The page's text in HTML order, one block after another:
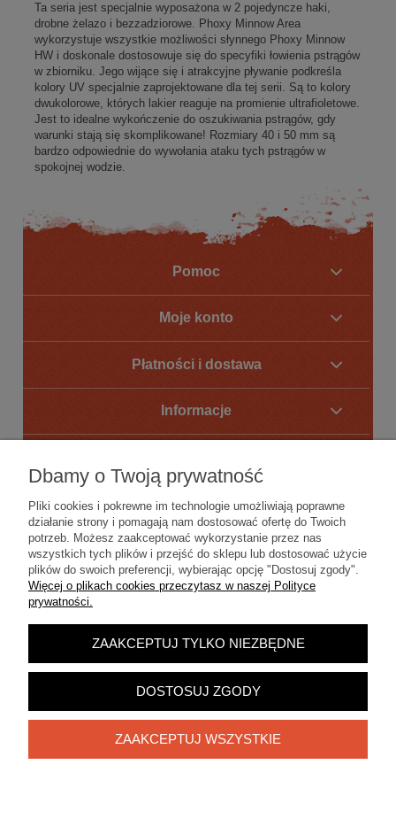
Ta seria jest specjalnie wyposażona w 2 pojedyncze haki,
drobne żelazo i bezzadziorowe. Phoxy Minnow Area
wykorzystuje wszystkie możliwości słynnego Phoxy Minnow
HW i doskonale dostosowuje się do specyfiki łowienia pstrągów
w zbiorniku. Jego wijące się i atrakcyjne pływanie podkreśla
kolory UV specjalnie zaprojektowane dla tej serii. Są to kolory
dwukolorowe, których lakier reaguje na promienie ultrafioletowe.
Jest to idealne wykończenie do oszukiwania pstrągów, gdy
warunki stają się skomplikowane! Rozmiary 40 i 50 mm są
bardzo odpowiednie do wywołania ataku tych pstrągów w
spokojnej wodzie.
Pomoc
Moje konto
Płatności i dostawa
Informacje
Dbamy o Twoją prywatność
Pliki cookies i pokrewne im technologie umożliwiają poprawne
działanie strony i pomagają nam dostosować ofertę do Twoich
potrzeb. Możesz zaakceptować wykorzystanie przez nas
wszystkich tych plików i przejść do sklepu lub dostosować użycie
plików do swoich preferencji, wybierając opcję "Dostosuj zgody".
Więcej o plikach cookies przeczytasz w naszej Polityce
prywatności.
ZAAKCEPTUJ TYLKO NIEZBĘDNE
DOSTOSUJ ZGODY
ZAAKCEPTUJ WSZYSTKIE